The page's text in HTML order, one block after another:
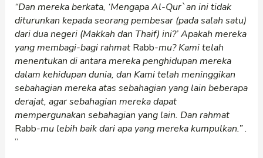
“Dan mereka berkata, ‘Mengapa Al-Qur`an ini tidak
diturunkan kepada seorang pembesar (pada salah satu)
dari dua negeri (Makkah dan Thaif) ini?’ Apakah mereka
yang membagi-bagi rahmat Rabb-mu? Kami telah
menentukan di antara mereka penghidupan mereka
dalam kehidupan dunia, dan Kami telah meninggikan
sebahagian mereka atas sebahagian yang lain beberapa
derajat, agar sebahagian mereka dapat
mempergunakan sebahagian yang lain. Dan rahmat
Rabb-mu lebih baik dari apa yang mereka kumpulkan.”.
”